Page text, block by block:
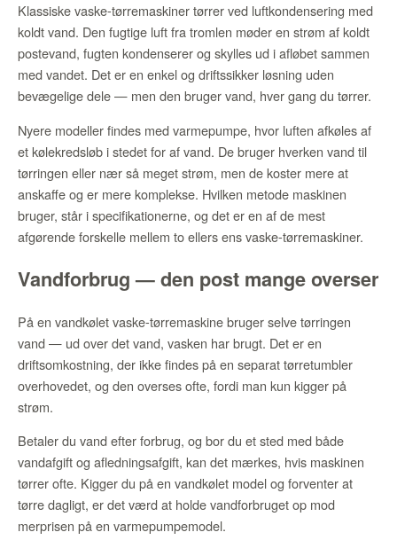
Klassiske vaske-tørremaskiner tørrer ved luftkondensering med
koldt vand. Den fugtige luft fra tromlen møder en strøm af koldt
postevand, fugten kondenserer og skylles ud i afløbet sammen
med vandet. Det er en enkel og driftssikker løsning uden
bevægelige dele — men den bruger vand, hver gang du tørrer.
Nyere modeller findes med varmepumpe, hvor luften afkøles af
et kølekredsløb i stedet for af vand. De bruger hverken vand til
tørringen eller nær så meget strøm, men de koster mere at
anskaffe og er mere komplekse. Hvilken metode maskinen
bruger, står i specifikationerne, og det er en af de mest
afgørende forskelle mellem to ellers ens vaske-tørremaskiner.
Vandforbrug — den post mange overser
På en vandkølet vaske-tørremaskine bruger selve tørringen
vand — ud over det vand, vasken har brugt. Det er en
driftsomkostning, der ikke findes på en separat tørretumbler
overhovedet, og den overses ofte, fordi man kun kigger på
strøm.
Betaler du vand efter forbrug, og bor du et sted med både
vandafgift og afledningsafgift, kan det mærkes, hvis maskinen
tørrer ofte. Kigger du på en vandkølet model og forventer at
tørre dagligt, er det værd at holde vandforbruget op mod
merprisen på en varmepumpemodel.